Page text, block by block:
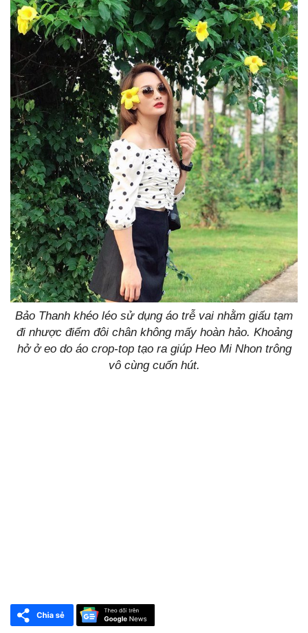
Bảo Thanh khéo léo sử dụng áo trễ vai nhằm giấu tạm
đi nhược điểm đôi chân không mấy hoàn hảo. Khoảng
hở ở eo do áo crop-top tạo ra giúp Heo Mi Nhon trông
vô cùng cuốn hút.